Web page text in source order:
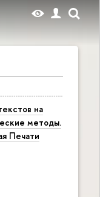
на
методы.
Печати